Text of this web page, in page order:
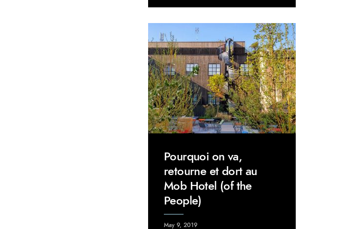
Pourquoi on va,
retourne et dort au
Mob Hotel (of the
People)
May 9, 2019